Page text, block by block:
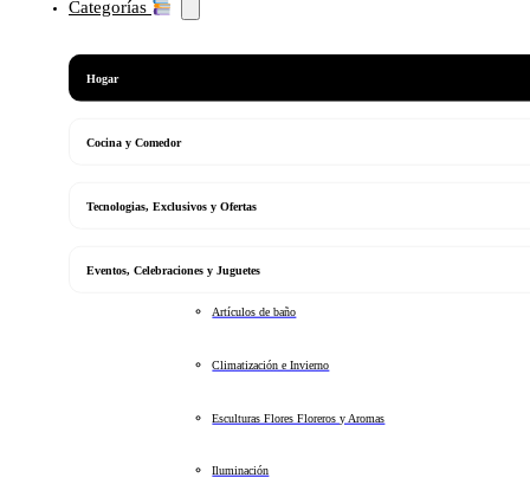
Categorías
Hogar
Cocina y Comedor
Tecnologias, Exclusivos y Ofertas
Eventos, Celebraciones y Juguetes
Artículos de baño
Climatización e Invierno
Esculturas Flores Floreros y Aromas
Iluminación